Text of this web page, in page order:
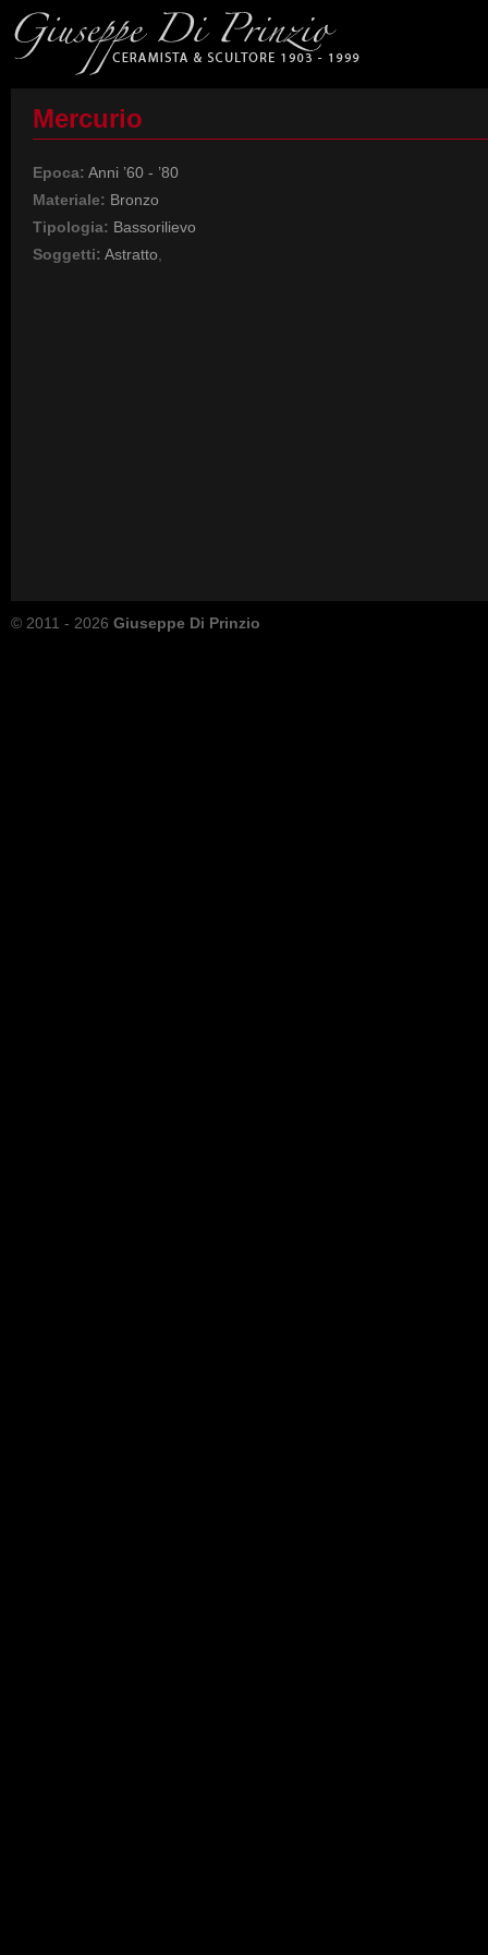
Mercurio
Epoca: Anni ’60 - ’80
Materiale: Bronzo
Tipologia: Bassorilievo
Soggetti: Astratto
© 2011 - 2026 Giuseppe Di Prinzio